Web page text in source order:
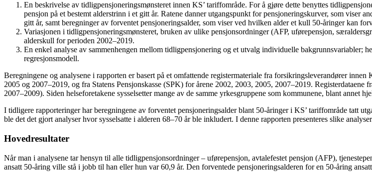
En beskrivelse av tidligpensjoneringsmønsteret innen KS’ tariffområde. For å gjøre dette benyttes
pensjon på et bestemt alderstrinn i et gitt år. Ratene danner utgangspunkt for pensjoneringskurver, som viser
gitt år, samt beregninger av forventet pensjoneringsalder, som viser ved hvilken alder et kull 50-åringer kan
Variasjonen i tidligpensjoneringsmønsteret, bruken av ulike pensjonsordninger (AFP, uførepensjon,
alderskull for perioden 2002–2019.
En enkel analyse av sammenhengen mellom tidligpensjonering og et utvalg individuelle bakgrunnsvariabler;
regresjonsmodell.
Beregningene og analysene i rapporten er basert på et omfattende registermateriale fra forsikringsleverandører
2005 og 2007–2019, og fra Statens Pensjonskasse (SPK) for årene 2002, 2003, 2005, 2007–2019.
2007–2009). Siden helseforetakene sysselsetter mange av de samme yrkesgruppene som kommunene, blant annet
I tidligere rapporteringer har beregningene av forventet pensjoneringsalder blant 50-åringer i KS’ tariffområde tatt
ble det det gjort analyser hvor sysselsatte i alderen 68–70 år ble inkludert. I denne rapporten presenteres slike
Hovedresultater
Når man i analysene tar hensyn til alle tidligpensjonsordninger – uførepensjon, avtalefestet pensjon (AFP),
ansatt 50-åring ville stå i jobb til han eller hun var 60,9 år. Den forventede pensjoneringsalderen for en 50-åring